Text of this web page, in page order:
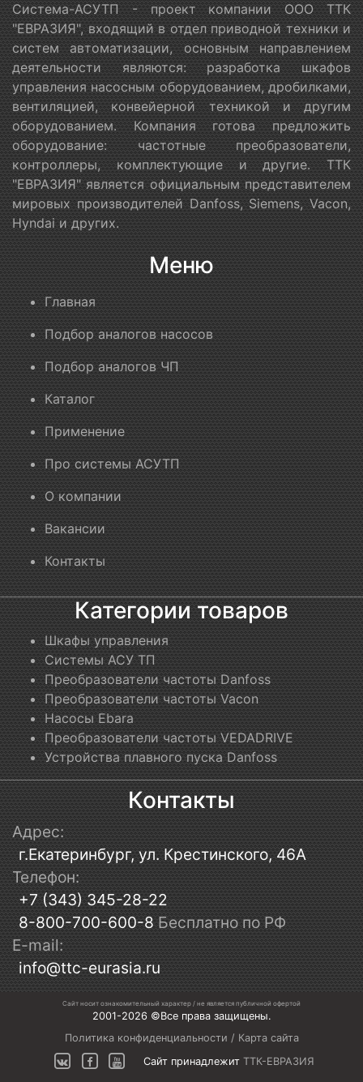
Система-АСУТП - проект компании ООО ТТК
"ЕВРАЗИЯ", входящий в отдел приводной техники и
систем автоматизации, основным направлением
деятельности являются: разработка шкафов
управления насосным оборудованием, дробилками,
вентиляцией, конвейерной техникой и другим
оборудованием. Компания готова предложить
оборудование: частотные преобразователи,
контроллеры, комплектующие и другие. ТТК
"ЕВРАЗИЯ" является официальным представителем
мировых производителей Danfoss, Siemens, Vacon,
Hyndai и других.
Меню
Главная
Подбор аналогов насосов
Подбор аналогов ЧП
Каталог
Применение
Про системы АСУТП
О компании
Вакансии
Контакты
Категории товаров
Шкафы управления
Системы АСУ ТП
Преобразователи частоты Danfoss
Преобразователи частоты Vacon
Насосы Ebara
Преобразователи частоты VEDADRIVE
Устройства плавного пуска Danfoss
Контакты
Адрес:
г.Екатеринбург, ул. Крестинского, 46А
Телефон:
+7 (343) 345-28-22
8-800-700-600-8 Бесплатно по РФ
E-mail:
info@ttc-eurasia.ru
Сайт носит ознакомительный характер / не является публичной офертой
2001-2026 ©Все права защищены.
Политика конфиденциальности / Карта сайта
Сайт принадлежит ТТК-ЕВРАЗИЯ